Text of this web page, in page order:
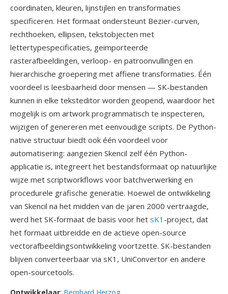
coordinaten, kleuren, lijnstijlen en transformaties
specificeren. Het formaat ondersteunt Bezier-curven,
rechthoeken, ellipsen, tekstobjecten met
lettertypespecificaties, geimporteerde
rasterafbeeldingen, verloop- en patroonvullingen en
hierarchische groepering met affiene transformaties. Één
voordeel is leesbaarheid door mensen — SK-bestanden
kunnen in elke teksteditor worden geopend, waardoor het
mogelijk is om artwork programmatisch te inspecteren,
wijzigen of genereren met eenvoudige scripts. De Python-
native structuur biedt ook één voordeel voor
automatisering: aangezien Skencil zelf één Python-
applicatie is, integreert het bestandsformaat op natuurlijke
wijze met scriptworkflows voor batchverwerking en
procedurele grafische generatie. Hoewel de ontwikkeling
van Skencil na het midden van de jaren 2000 vertraagde,
werd het SK-formaat de basis voor het sK1 -project, dat
het formaat uitbreidde en de actieve open-source
vectorafbeeldingsontwikkeling voortzette. SK-bestanden
blijven converteerbaar via sK1, UniConvertor en andere
open-sourcetools.